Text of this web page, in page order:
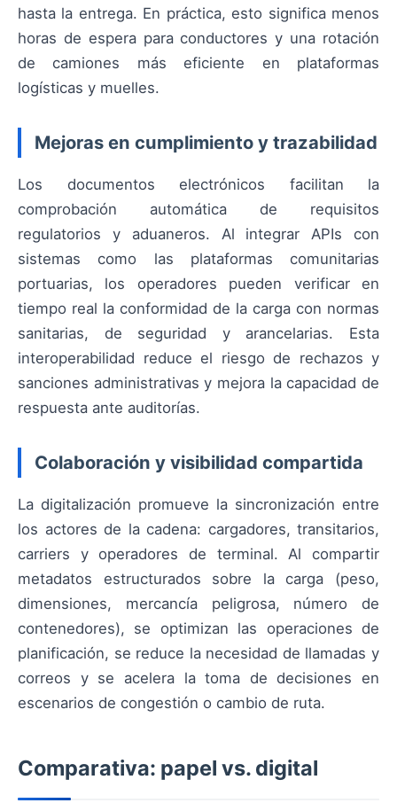
hasta la entrega. En práctica, esto significa menos
horas de espera para conductores y una rotación
de camiones más eficiente en plataformas
logísticas y muelles.
Mejoras en cumplimiento y trazabilidad
Los documentos electrónicos facilitan la
comprobación automática de requisitos
regulatorios y aduaneros. Al integrar APIs con
sistemas como las plataformas comunitarias
portuarias, los operadores pueden verificar en
tiempo real la conformidad de la carga con normas
sanitarias, de seguridad y arancelarias. Esta
interoperabilidad reduce el riesgo de rechazos y
sanciones administrativas y mejora la capacidad de
respuesta ante auditorías.
Colaboración y visibilidad compartida
La digitalización promueve la sincronización entre
los actores de la cadena: cargadores, transitarios,
carriers y operadores de terminal. Al compartir
metadatos estructurados sobre la carga (peso,
dimensiones, mercancía peligrosa, número de
contenedores), se optimizan las operaciones de
planificación, se reduce la necesidad de llamadas y
correos y se acelera la toma de decisiones en
escenarios de congestión o cambio de ruta.
Comparativa: papel vs. digital